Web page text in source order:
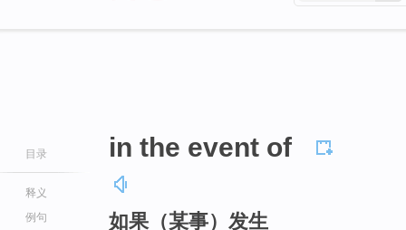
目录
释义
例句
in the event of
如果（某事）发生